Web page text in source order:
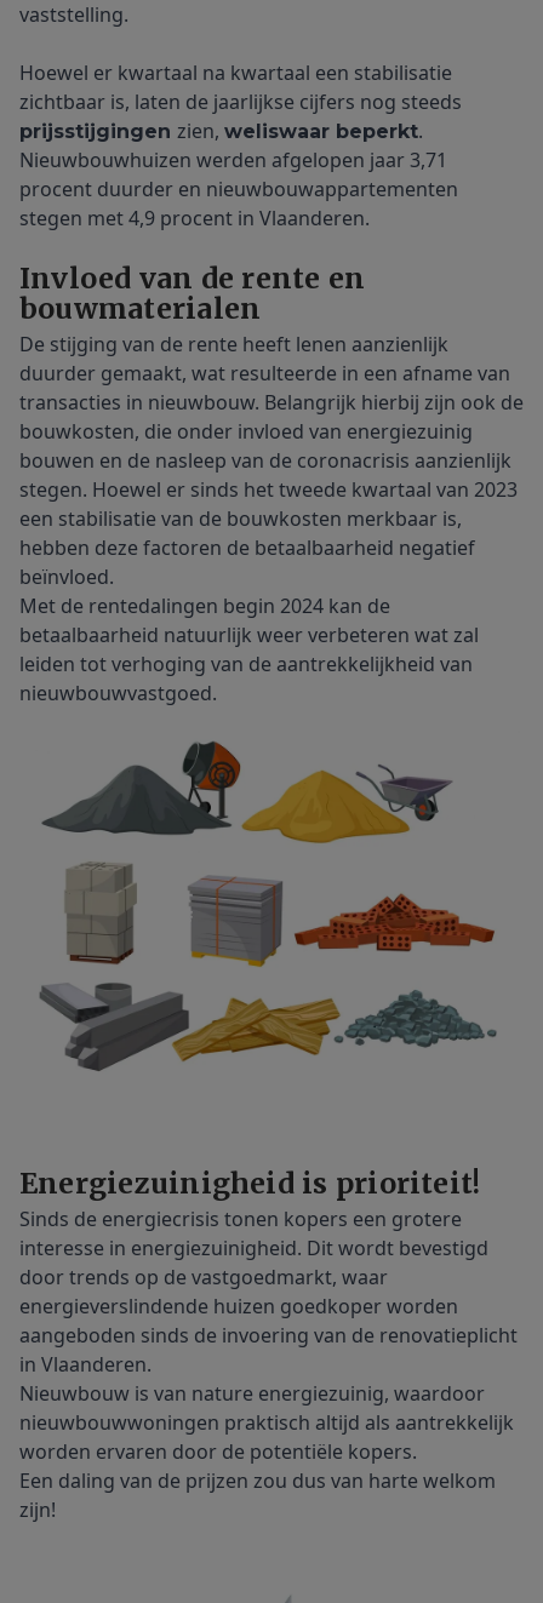
vaststelling.
Hoewel er kwartaal na kwartaal een stabilisatie
zichtbaar is, laten de jaarlijkse cijfers nog steeds
prijsstijgingen zien, weliswaar beperkt.
Nieuwbouwhuizen werden afgelopen jaar 3,71
procent duurder en nieuwbouwappartementen
stegen met 4,9 procent in Vlaanderen.
Invloed van de rente en
bouwmaterialen
De stijging van de rente heeft lenen aanzienlijk
duurder gemaakt, wat resulteerde in een afname van
transacties in nieuwbouw. Belangrijk hierbij zijn ook de
bouwkosten, die onder invloed van energiezuinig
bouwen en de nasleep van de coronacrisis aanzienlijk
stegen. Hoewel er sinds het tweede kwartaal van 2023
een stabilisatie van de bouwkosten merkbaar is,
hebben deze factoren de betaalbaarheid negatief
beïnvloed.
Met de rentedalingen begin 2024 kan de
betaalbaarheid natuurlijk weer verbeteren wat zal
leiden tot verhoging van de aantrekkelijkheid van
nieuwbouwvastgoed.
Energiezuinigheid is prioriteit!
Sinds de energiecrisis tonen kopers een grotere
interesse in energiezuinigheid. Dit wordt bevestigd
door trends op de vastgoedmarkt, waar
energieverslindende huizen goedkoper worden
aangeboden sinds de invoering van de renovatieplicht
in Vlaanderen.
Nieuwbouw is van nature energiezuinig, waardoor
nieuwbouwwoningen praktisch altijd als aantrekkelijk
worden ervaren door de potentiële kopers.
Een daling van de prijzen zou dus van harte welkom
zijn!